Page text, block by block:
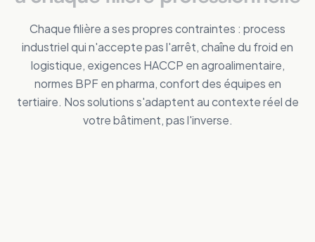
Chaque filière a ses propres contraintes : process
industriel qui n'accepte pas l'arrêt, chaîne du froid en
logistique, exigences HACCP en agroalimentaire,
normes BPF en pharma, confort des équipes en
tertiaire. Nos solutions s'adaptent au contexte réel de
votre bâtiment, pas l'inverse.
Tertiaire